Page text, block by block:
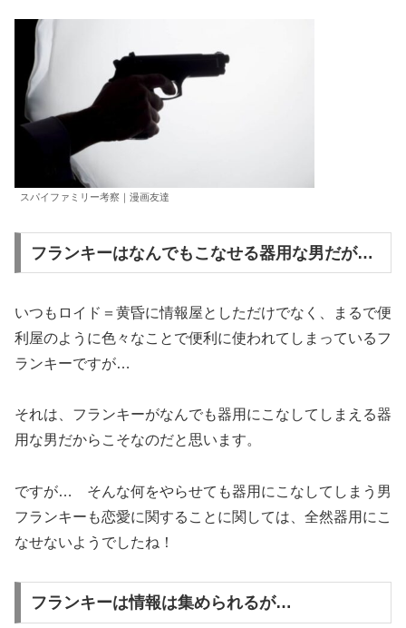
スパイファミリー考察｜漫画友達
フランキーはなんでもこなせる器用な男だが…
いつもロイド＝黄昏に情報屋としただけでなく、まるで便
利屋のように色々なことで便利に使われてしまっているフ
ランキーですが…
それは、フランキーがなんでも器用にこなしてしまえる器
用な男だからこそなのだと思います。
ですが… そんな何をやらせても器用にこなしてしまう男
フランキーも恋愛に関することに関しては、全然器用にこ
なせないようでしたね！
フランキーは情報は集められるが…